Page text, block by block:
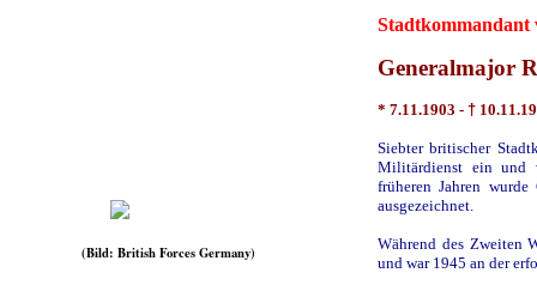
(Bild: British Forces Germany)
Stadtkommandant
Generalmajor
* 7.11.1903 - †
Siebter britischer
Militärdienst ein und
früheren Jahren
ausgezeichnet.
Während des Zweiten
und war 1945 an der